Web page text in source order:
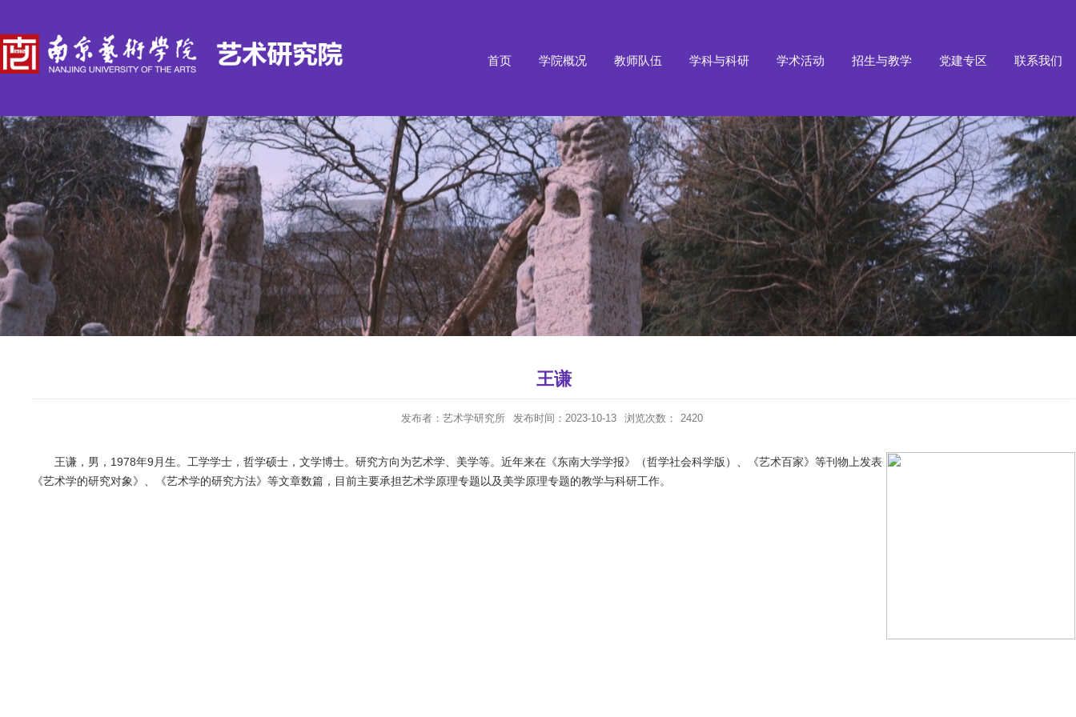
首页 学院概况 教师队伍 学科与科研 学术活动 招生与教学 党建专区 联系我们
王谦
发布者：艺术学研究所 发布时间：2023-10-13 浏览次数： 2420
王谦，男，1978年9月生。工学学士，哲学硕士，文学博士。研究方向为艺术学、美学等。近年来在《东南大学学报》（哲学社会科学版）、《艺术百家》等刊物上发表
《艺术学的研究对象》、《艺术学的研究方法》等文章数篇，目前主要承担艺术学原理专题以及美学原理专题的教学与科研工作。